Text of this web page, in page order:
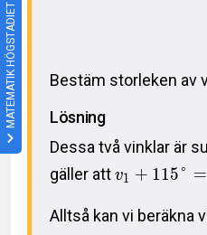
MATEMATIK HÖGSTADIET Bestäm storleken av
Lösning
Dessa två vinklar är
gäller att v1 + 115° =
Alltså kan vi beräkna